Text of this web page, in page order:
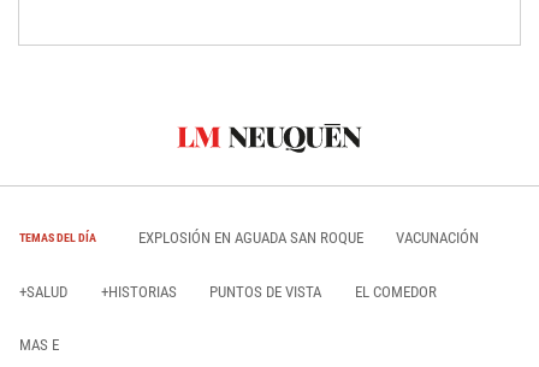
TEMAS DEL DÍA EXPLOSIÓN EN AGUADA SAN ROQUE VACUNACIÓN
+SALUD +HISTORIAS PUNTOS DE VISTA EL COMEDOR
MAS E